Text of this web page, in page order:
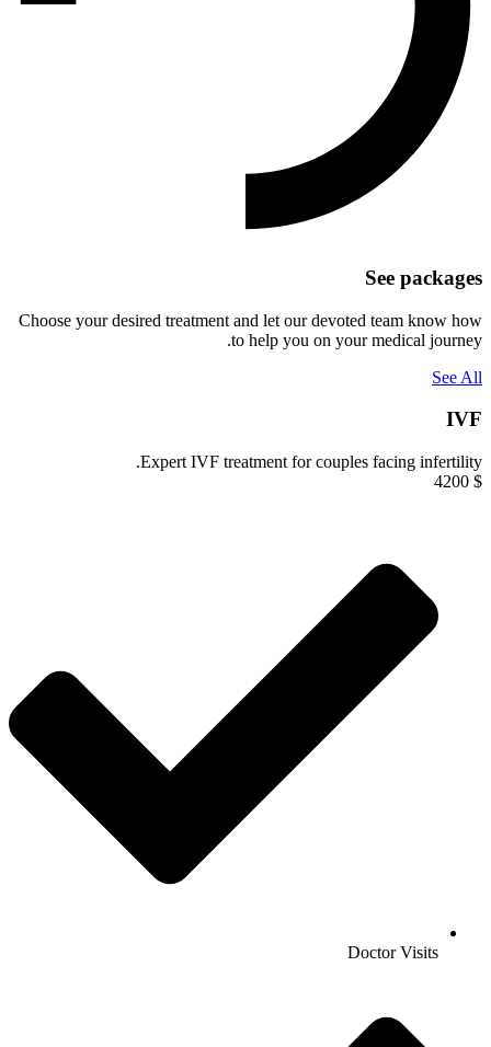
See packages
Choose your desired treatment and let our devoted team know how
to help you on your medical journey.
See All
IVF
Expert IVF treatment for couples facing infertility.
$
4200
Doctor Visits